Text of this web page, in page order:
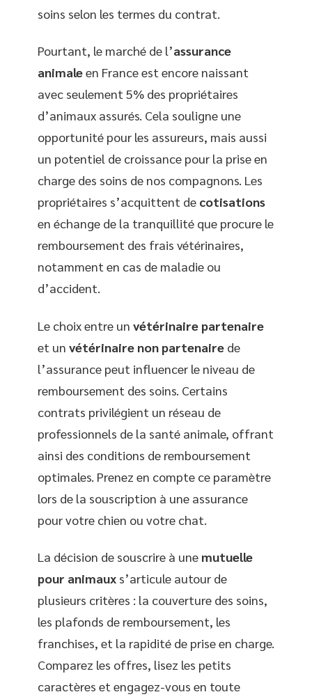
soins selon les termes du contrat.
Pourtant, le marché de l’assurance
animaleen France est encore naissant
avec seulement 5% des propriétaires
d’animaux assurés. Cela souligne une
opportunité pour les assureurs, mais aussi
un potentiel de croissance pour la prise en
charge des soins de nos compagnons. Les
propriétaires s’acquittent de cotisations
en échange de la tranquillité que procure le
remboursement des frais vétérinaires,
notamment en cas de maladie ou
d’accident.
Le choix entre un vétérinaire partenaire
et un vétérinaire non partenaire de
l’assurance peut influencer le niveau de
remboursement des soins. Certains
contrats privilégient un réseau de
professionnels de la santé animale, offrant
ainsi des conditions de remboursement
optimales. Prenez en compte ce paramètre
lors de la souscription à une assurance
pour votre chien ou votre chat.
La décision de souscrire à une mutuelle
pour animaux s’articule autour de
plusieurs critères : la couverture des soins,
les plafonds de remboursement, les
franchises, et la rapidité de prise en charge.
Comparez les offres, lisez les petits
caractères et engagez-vous en toute